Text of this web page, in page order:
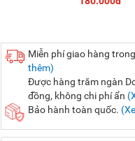
Miễn phí giao hàng
thêm)
Được hàng trăm ngàn
đồng, không chi phí ẩn
Bảo hành toàn quốc.